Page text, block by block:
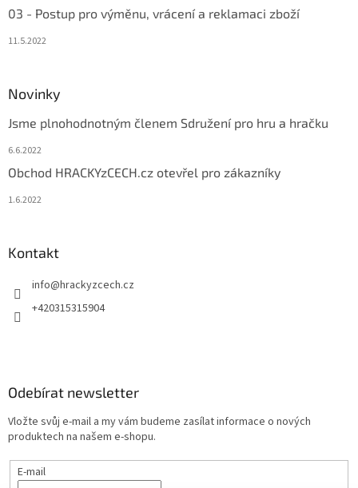
03 - Postup pro výměnu, vrácení a reklamaci zboží
11.5.2022
Novinky
Jsme plnohodnotným členem Sdružení pro hru a hračku
6.6.2022
Obchod HRACKYzCECH.cz otevřel pro zákazníky
1.6.2022
Kontakt
info@hrackyzcech.cz
+420315315904
Odebírat newsletter
Vložte svůj e-mail a my vám budeme zasílat informace o nových
produktech na našem e-shopu.
E-mail